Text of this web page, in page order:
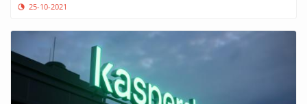
25-10-2021